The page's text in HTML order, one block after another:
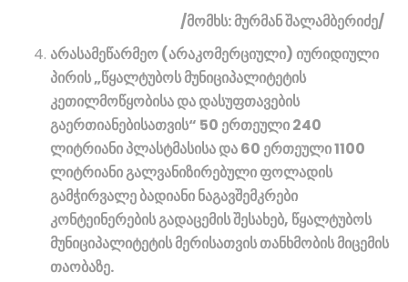
/მომხს: მურმან შალამბერიძე/
არასამეწარმეო (არაკომერციული) იურიდიული
პირის „წყალტუბოს მუნიციპალიტეტის
კეთილმოწყობისა და დასუფთავების
გაერთიანებისათვის“ 50 ერთეული 240
ლიტრიანი პლასტმასისა და 60 ერთეული 1100
ლიტრიანი გალვანიზირებული ფოლადის
გამჭირვალე ბადიანი ნაგავშემკრები
კონტეინერების გადაცემის შესახებ, წყალტუბოს
მუნიციპალიტეტის მერისათვის თანხმობის მიცემის
თაობაზე.